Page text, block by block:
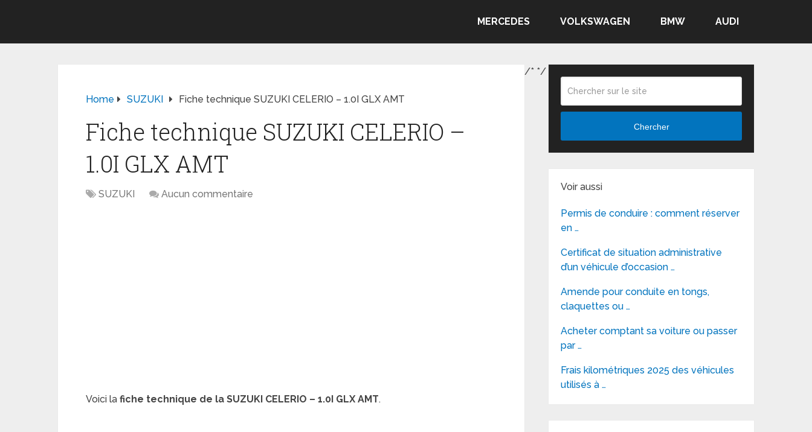
MERCEDES VOLKSWAGEN BMW AUDI
Home SUZUKI Fiche technique SUZUKI CELERIO – 1.0I GLX AMT
Fiche technique SUZUKI CELERIO –
1.0I GLX AMT
SUZUKI Aucun commentaire
Voici la fiche technique de la SUZUKI CELERIO – 1.0I GLX AMT.
Chercher
Voir aussi
Permis de conduire : comment réserver
en …
Certificat de situation administrative
d’un véhicule d’occasion …
Amende pour conduite en tongs,
claquettes ou …
Acheter comptant sa voiture ou passer
par …
Frais kilométriques 2025 des véhicules
utilisés à …
/* */